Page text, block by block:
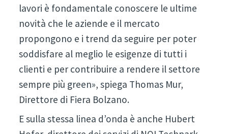
lavori è fondamentale conoscere le ultime
novità che le aziende e il mercato
propongono e i trend da seguire per poter
soddisfare al meglio le esigenze di tutti i
clienti e per contribuire a rendere il settore
sempre più green», spiega Thomas Mur,
Direttore di Fiera Bolzano.
E sulla stessa linea d’onda è anche Hubert